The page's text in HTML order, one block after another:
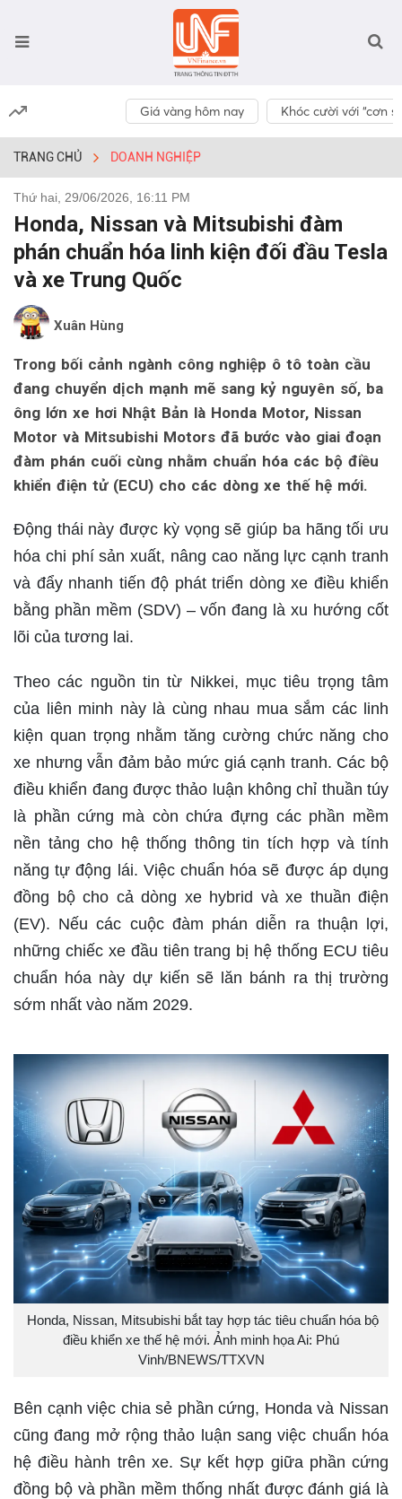
Giá vàng hôm nay Khóc cười với “cơn
TRANG CHỦ DOANH NGHIỆP
Thứ hai, 29/06/2026, 16:11 PM
Honda, Nissan và Mitsubishi đàm
phán chuẩn hóa linh kiện đối đầu Tesla
và xe Trung Quốc
Xuân Hùng
Trong bối cảnh ngành công nghiệp ô tô toàn cầu
đang chuyển dịch mạnh mẽ sang kỷ nguyên số, ba
ông lớn xe hơi Nhật Bản là Honda Motor, Nissan
Motor và Mitsubishi Motors đã bước vào giai đoạn
đàm phán cuối cùng nhằm chuẩn hóa các bộ điều
khiển điện tử (ECU) cho các dòng xe thế hệ mới.
Động thái này được kỳ vọng sẽ giúp ba hãng tối ưu
hóa chi phí sản xuất, nâng cao năng lực cạnh tranh
và đẩy nhanh tiến độ phát triển dòng xe điều khiển
bằng phần mềm (SDV) – vốn đang là xu hướng cốt
lõi của tương lai.
Theo các nguồn tin từ Nikkei, mục tiêu trọng tâm
của liên minh này là cùng nhau mua sắm các linh
kiện quan trọng nhằm tăng cường chức năng cho
xe nhưng vẫn đảm bảo mức giá cạnh tranh. Các bộ
điều khiển đang được thảo luận không chỉ thuần túy
là phần cứng mà còn chứa đựng các phần mềm
nền tảng cho hệ thống thông tin tích hợp và tính
năng tự động lái. Việc chuẩn hóa sẽ được áp dụng
đồng bộ cho cả dòng xe hybrid và xe thuần điện
(EV). Nếu các cuộc đàm phán diễn ra thuận lợi,
những chiếc xe đầu tiên trang bị hệ thống ECU tiêu
chuẩn hóa này dự kiến sẽ lăn bánh ra thị trường
sớm nhất vào năm 2029.
Honda, Nissan, Mitsubishi bắt tay hợp tác tiêu chuẩn hóa bộ
điều khiển xe thế hệ mới. Ảnh minh họa Ai: Phú
Vinh/BNEWS/TTXVN
Bên cạnh việc chia sẻ phần cứng, Honda và Nissan
cũng đang mở rộng thảo luận sang việc chuẩn hóa
hệ điều hành trên xe. Sự kết hợp giữa phần cứng
đồng bộ và phần mềm thống nhất được đánh giá là